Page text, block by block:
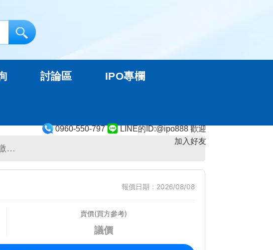
0960-550-797
LINE的ID:@ipo888 歡迎
加入好友
討論區 IPO專欄
…
報價日期：2026/08/08
賣價(買方參考)
議價